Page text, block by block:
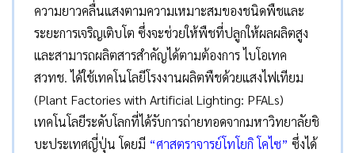
ความยาวคลื่นแสงตามความเหมาะสมของชนิดพืชและ
ระยะการเจริญเติบโต ซึ่งจะช่วยให้พืชที่ปลูกให้ผลผลิตสูง
และสามารถผลิตสารสำคัญได้ตามต้องการ ไบโอเทค
สวทช. ได้ใช้เทคโนโลยีโรงงานผลิตพืชด้วยแสงไฟเทียม
(Plant Factories with Artificial Lighting: PFALs)
เทคโนโลยีระดับโลกที่ได้รับการถ่ายทอดจากมหาวิทยาลัยชิ
บะประเทศญี่ปุ่น โดยมี “ศาสตราจารย์โทโยกิ โคไซ” ซึ่งได้